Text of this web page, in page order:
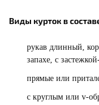
Виды курток в
рукав длинный,
запахе, с
прямые или
с круглым или v-